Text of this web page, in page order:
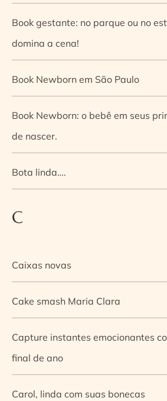
Book gestante: no parque ou no
domina a cena!
Book Newborn em São Paulo
Book Newborn: o bebê em seus
de nascer.
Bota linda….
C
Caixas novas
Cake smash Maria Clara
Capture instantes emocionantes
final de ano
Carol, linda com suas bonecas